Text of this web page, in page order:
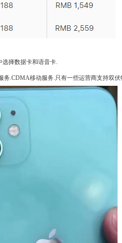
选择数据卡和语音卡.
.CDMA移动服务.只有一些运营商支持双